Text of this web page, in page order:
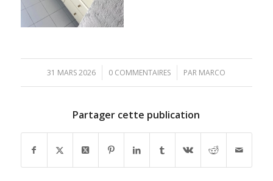
31 MARS 2026
/ 0 COMMENTAIRES
/ PAR MARCO
Partager cette publication